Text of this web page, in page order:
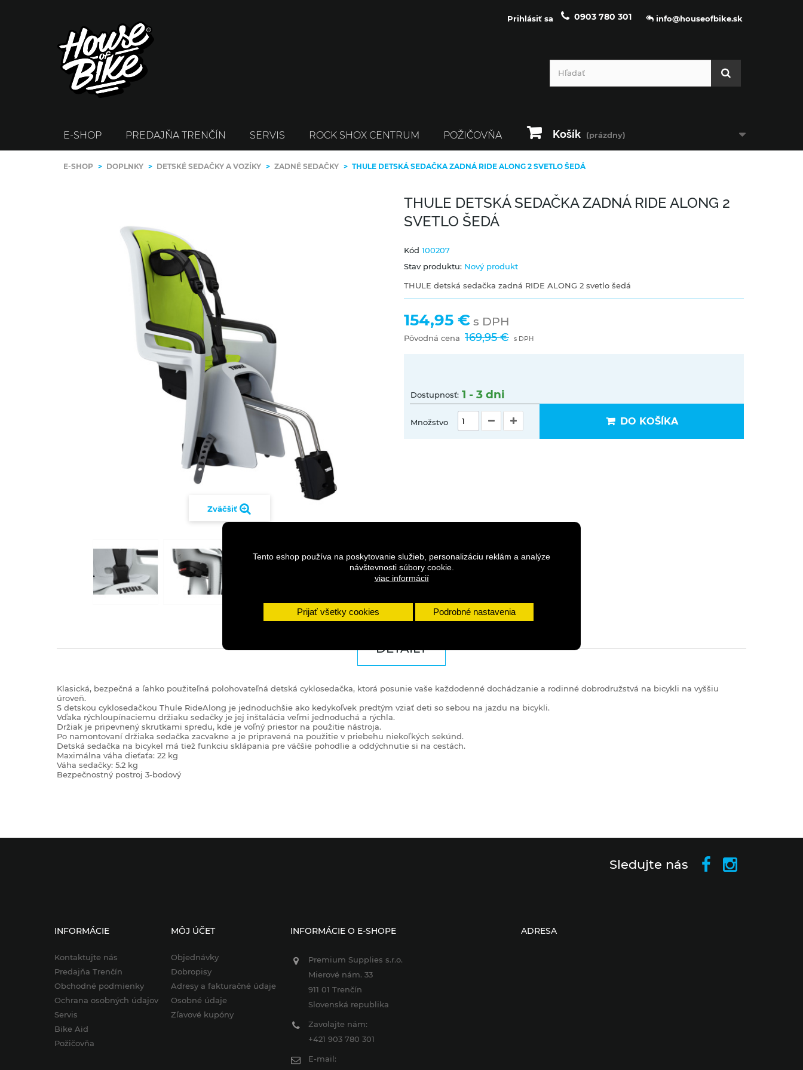
Tento eshop používa na poskytovanie služieb, personalizáciu reklám a analýze
návštevnosti súbory cookie.
viac informácií
Prijať všetky cookies Podrobné nastavenia
info@houseofbike.sk
0903 780 301
Prihlásiť sa
Košík (prázdny)
E-SHOP PREDAJŇA TRENČÍN SERVIS ROCK SHOX CENTRUM POŽIČOVŇA
E-SHOP > DOPLNKY > DETSKÉ SEDAČKY A VOZÍKY > ZADNÉ SEDAČKY > THULE DETSKÁ SEDAČKA ZADNÁ RIDE ALONG 2 SVETLO ŠEDÁ
Zväčšiť
THULE DETSKÁ SEDAČKA ZADNÁ RIDE ALONG 2
SVETLO ŠEDÁ
Kód 100207
Stav produktu: Nový produkt
THULE detská sedačka zadná RIDE ALONG 2 svetlo šedá
154,95 € s DPH
Pôvodná cena 169,95 € s DPH
Dostupnosť: 1 - 3 dni
Množstvo DO KOŠÍKA
DETAILY
Klasická, bezpečná a ľahko použiteľná polohovateľná detská cyklosedačka, ktorá posunie vaše každodenné dochádzanie a rodinné dobrodružstvá na bicykli na vyššiu
úroveň.
S detskou cyklosedačkou Thule RideAlong je jednoduchšie ako kedykoľvek predtým vziať deti so sebou na jazdu na bicykli.
Vďaka rýchloupínaciemu držiaku sedačky je jej inštalácia veľmi jednoduchá a rýchla.
Držiak je pripevnený skrutkami spredu, kde je voľný priestor na použitie nástroja.
Po namontovaní držiaka sedačka zacvakne a je pripravená na použitie v priebehu niekoľkých sekúnd.
Detská sedačka na bicykel má tiež funkciu sklápania pre väčšie pohodlie a oddýchnutie si na cestách.
Maximálna váha dieťaťa: 22 kg
Váha sedačky: 5.2 kg
Bezpečnostný postroj 3-bodový
Sledujte nás
INFORMÁCIE
Kontaktujte nás
Predajňa Trenčín
Obchodné podmienky
Ochrana osobných údajov
Servis
Bike Aid
Požičovňa
MÔJ ÚČET
Objednávky
Dobropisy
Adresy a fakturačné údaje
Osobné údaje
Zľavové kupóny
INFORMÁCIE O E-SHOPE
Premium Supplies s.r.o.
Mierové nám. 33
911 01 Trenčín
Slovenská republika
Zavolajte nám:
+421 903 780 301
E-mail:
ADRESA